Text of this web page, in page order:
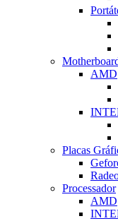
AMD
Placas
Processador
AMD